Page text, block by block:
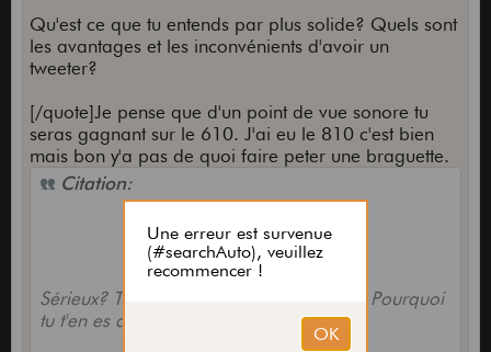
Qu'est ce que tu entends par plus solide? Quels sont
les avantages et les inconvénients d'avoir un
tweeter?
[/quote]Je pense que d'un point de vue sonore tu
seras gagnant sur le 610. J'ai eu le 810 c'est bien
mais bon y'a pas de quoi faire peter une braguette.
Citation:
Sérieux? Tu dois être exigeant toi? Non? Pourquoi
tu t'en es débarassé?